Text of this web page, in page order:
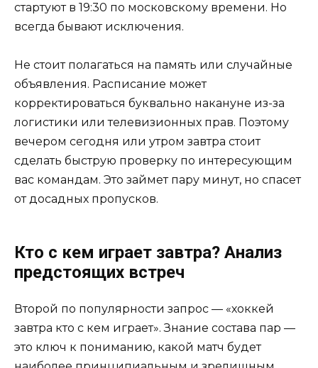
стартуют в 19:30 по московскому времени. Но
всегда бывают исключения.
Не стоит полагаться на память или случайные
объявления. Расписание может
корректироваться буквально накануне из-за
логистики или телевизионных прав. Поэтому
вечером сегодня или утром завтра стоит
сделать быструю проверку по интересующим
вас командам. Это займет пару минут, но спасет
от досадных пропусков.
Кто с кем играет завтра? Анализ
предстоящих встреч
Второй по популярности запрос — «хоккей
завтра кто с кем играет». Знание состава пар —
это ключ к пониманию, какой матч будет